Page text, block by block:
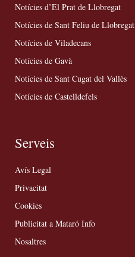
Notícies d’El Prat de Llobregat
Notícies de Sant Feliu de Llobregat
Notícies de Viladecans
Notícies de Gavà
Notícies de Sant Cugat del Vallès
Notícies de Castelldefels
Serveis
Avís Legal
Privacitat
Cookies
Publicitat a Mataró Info
Nosaltres